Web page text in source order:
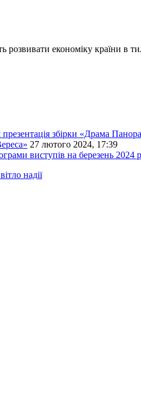
економіку країни в
презентація збірки «Драма
27 лютого 2024, 17:39
виступів на березень 2024
надії